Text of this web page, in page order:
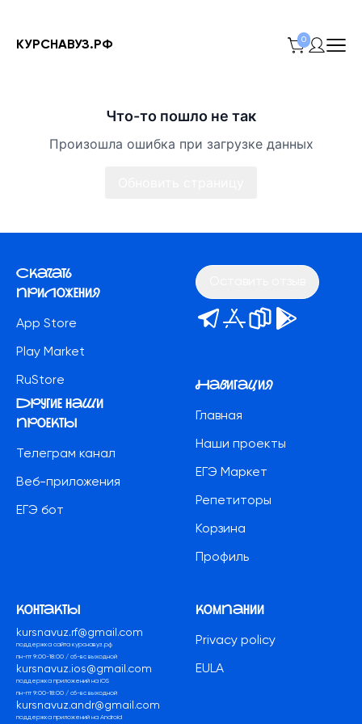
КУРСНАВУЗ.РФ 0
Что-то пошло не так
Произошла ошибка при загрузке данных
Скачать
приложения
App Store
Play Market
RuStore
другие наши
проекты
Телеграм канал
Веб-приложения
ЕГЭ бот
Навигация
Главная
Наши проекты
ЕГЭ Маркет
Репетиторы
Корзина
Профиль
контакты
kursnavuz.rf@gmail.com
поддержка сайта курснавуз.рф
пн-пт 9:00-18:00 / сб-вс выходной
kursnavuz.ios@gmail.com
поддержка приложений на iOS
пн-пт 9:00-18:00 / сб-вс выходной
kursnavuz.andr@gmail.com
поддержка приложений на Android
компании
Privacy policy
EULA